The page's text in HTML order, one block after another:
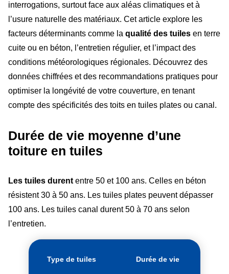
interrogations, surtout face aux aléas climatiques et à
l’usure naturelle des matériaux. Cet article explore les
facteurs déterminants comme la qualité des tuiles en terre
cuite ou en béton, l’entretien régulier, et l’impact des
conditions météorologiques régionales. Découvrez des
données chiffrées et des recommandations pratiques pour
optimiser la longévité de votre couverture, en tenant
compte des spécificités des toits en tuiles plates ou canal.
Durée de vie moyenne d’une
toiture en tuiles
Les tuiles durent entre 50 et 100 ans. Celles en béton
résistent 30 à 50 ans. Les tuiles plates peuvent dépasser
100 ans. Les tuiles canal durent 50 à 70 ans selon
l’entretien.
Type de tuiles Durée de vie